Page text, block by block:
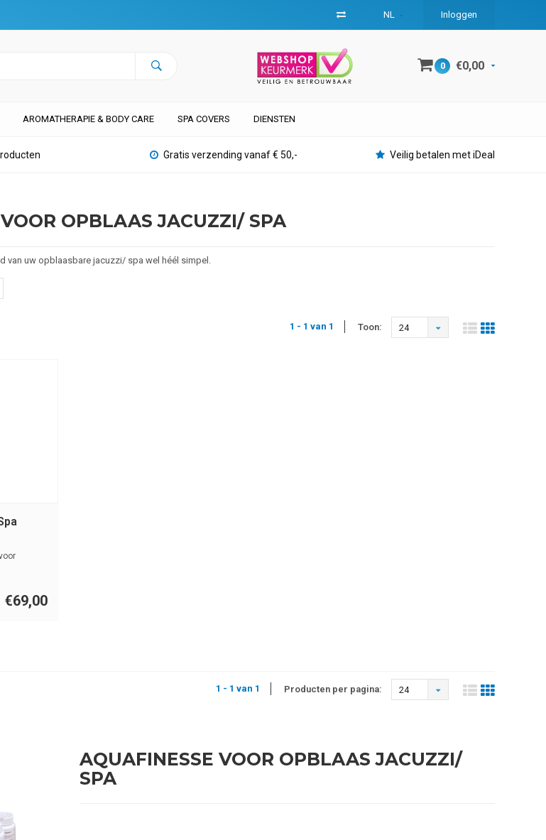
NL Inloggen
0 €0,00
AROMATHERAPIE & BODY CARE SPA COVERS DIENSTEN
Gratis verzending vanaf € 50,- Veilig betalen met iDeal
OPBLAAS JACUZZI/ SPA
van uw opblaasbare jacuzzi/ spa wel héél simpel.
1 - 1 van 1 Toon: 24
€69,00
1 - 1 van 1 Producten per pagina: 24
AQUAFINESSE VOOR OPBLAAS JACUZZI/
SPA